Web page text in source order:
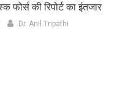
फोर्स की रिपोर्ट का इंतजार
Dr. Anil Tripathi